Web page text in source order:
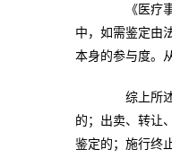
《医疗事
中，如需鉴定由
本身的参与度。
综上所述
的；出卖、转让
鉴定的；施行终